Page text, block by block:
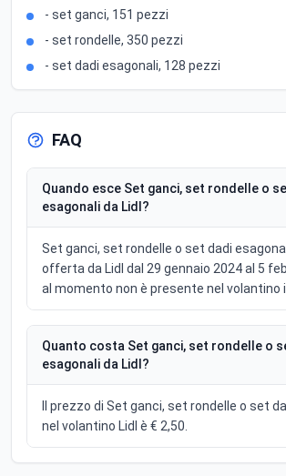
- set ganci, 151 pezzi
- set rondelle, 350 pezzi
- set dadi esagonali, 128 pezzi
FAQ
Quando esce Set ganci, set rondelle o
esagonali da Lidl?
Set ganci, set rondelle o set dadi
offerta da Lidl dal 29 gennaio 2024 al 5
al momento non è presente nel volantino
Quanto costa Set ganci, set rondelle o
esagonali da Lidl?
Il prezzo di Set ganci, set rondelle o set
nel volantino Lidl è € 2,50.